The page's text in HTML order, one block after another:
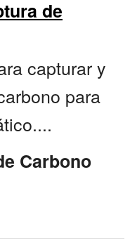
de
capturar y
para
Carbono